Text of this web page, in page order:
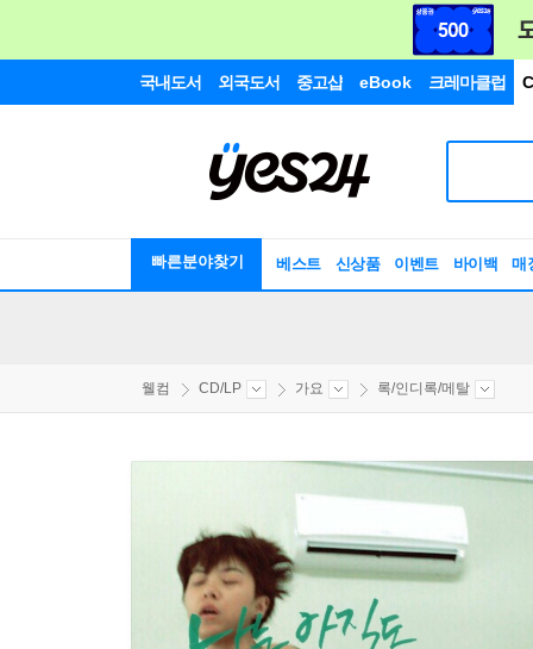
국내도서 외국도서 중고샵 eBook 크레마클럽
빠른분야찾기 베스트 신상품 이벤트 바이백 매
웰컴 CD/LP 가요 록/인디록/메탈